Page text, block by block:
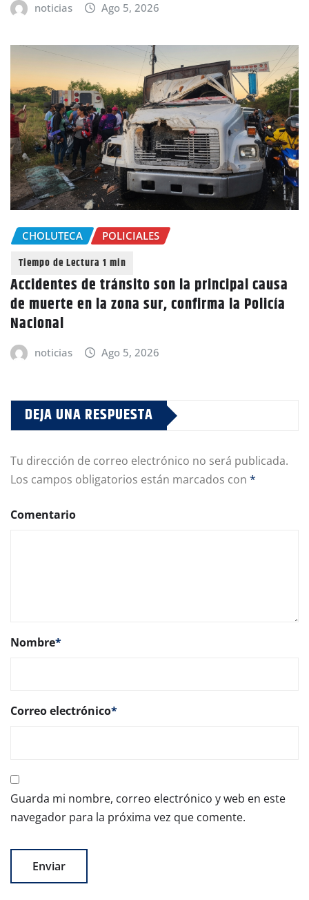
noticias Ago 5, 2026
CHOLUTECA POLICIALES
Accidentes de tránsito son la principal causa
de muerte en la zona sur, confirma la Policía
Nacional
noticias Ago 5, 2026
DEJA UNA RESPUESTA
Tu dirección de correo electrónico no será publicada.
Los campos obligatorios están marcados con *
Comentario
Nombre*
Correo electrónico*
Guarda mi nombre, correo electrónico y web en este
navegador para la próxima vez que comente.